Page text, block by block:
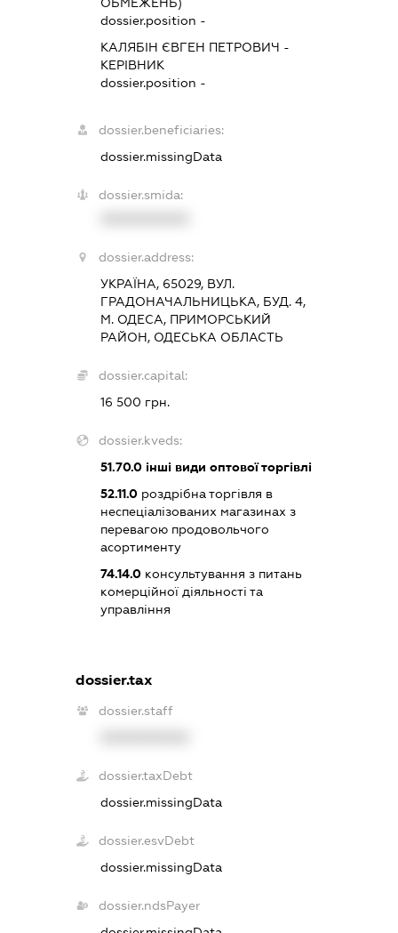
ОБМЕЖЕНЬ)
dossier.position -
КАЛЯБІН ЄВГЕН ПЕТРОВИЧ -
КЕРІВНИК
dossier.position -
dossier.beneficiaries:
dossier.missingData
dossier.smida:
dossier.address:
УКРАЇНА, 65029, ВУЛ.
ГРАДОНАЧАЛЬНИЦЬКА, БУД. 4,
М. ОДЕСА, ПРИМОРСЬКИЙ
РАЙОН, ОДЕСЬКА ОБЛАСТЬ
dossier.capital:
16 500 грн.
dossier.kveds:
51.70.0 інші види оптової торгівлі
52.11.0 роздрібна торгівля в
неспеціалізованих магазинах з
перевагою продовольчого
асортименту
74.14.0 консультування з питань
комерційної діяльності та
управління
dossier.tax
dossier.staff
dossier.taxDebt
dossier.missingData
dossier.esvDebt
dossier.missingData
dossier.ndsPayer